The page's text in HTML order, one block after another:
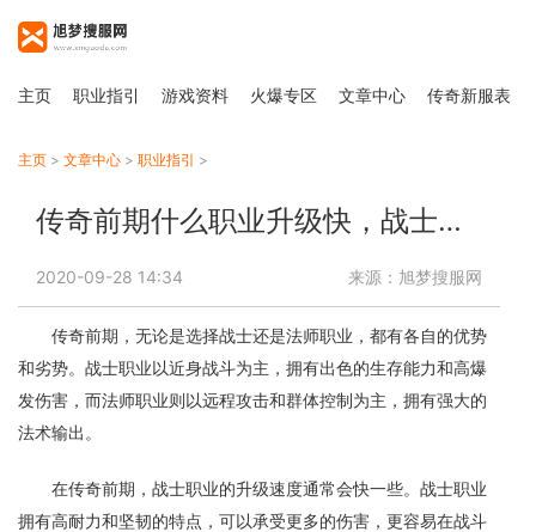
主页 职业指引 游戏资料 火爆专区 文章中心 传奇新服表
主页 > 文章中心 > 职业指引 >
传奇前期什么职业升级快，战士还是法师？
2020-09-28 14:34 来源：旭梦搜服网
传奇前期，无论是选择战士还是法师职业，都有各自的优势
和劣势。战士职业以近身战斗为主，拥有出色的生存能力和高爆
发伤害，而法师职业则以远程攻击和群体控制为主，拥有强大的
法术输出。
在传奇前期，战士职业的升级速度通常会快一些。战士职业
拥有高耐力和坚韧的特点，可以承受更多的伤害，更容易在战斗